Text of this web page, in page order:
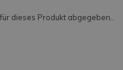
dieses Produkt abgegeben..